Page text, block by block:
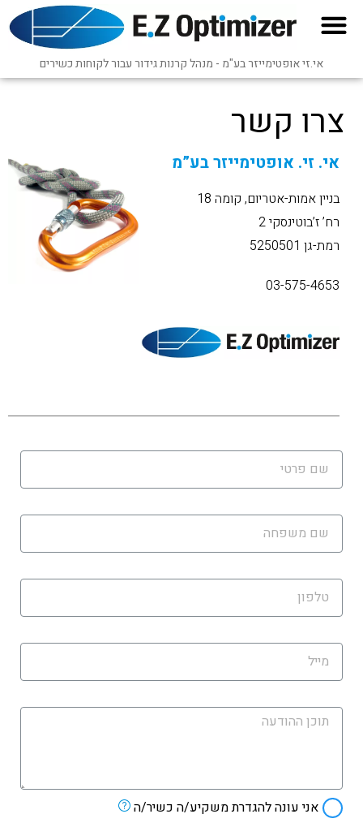
אי.זי אופטימייזר בע"מ - מנהל קרנות גידור עבור לקוחות כשירים
צרו קשר
אי. זי. אופטימייזר בע”מ
בניין אמות-אטריום, קומה 18
רח’ ז’בוטינסקי 2
רמת-גן 5250501
03-575-4653
אני עונה להגדרת משקיע/ה כשיר/ה